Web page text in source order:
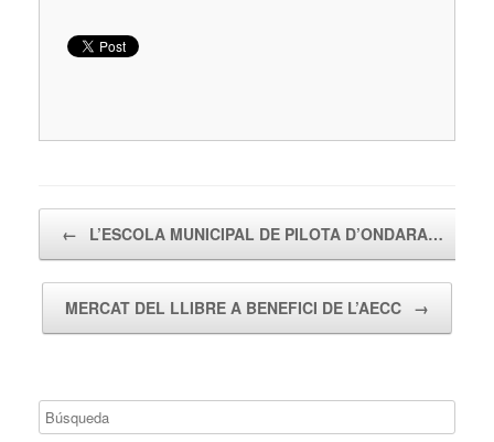
← L’ESCOLA MUNICIPAL DE PILOTA D’ONDARA…
MERCAT DEL LLIBRE A BENEFICI DE L’AECC →